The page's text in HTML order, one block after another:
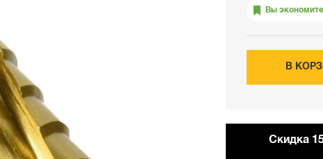
Вы экономите
В
Cкидка